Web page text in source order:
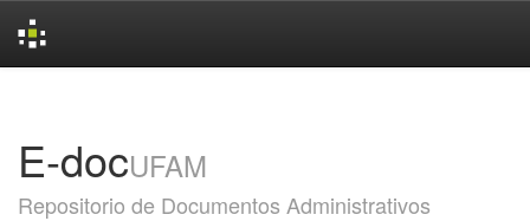
E-docUFAM
Repositorio de Documentos Administrativos